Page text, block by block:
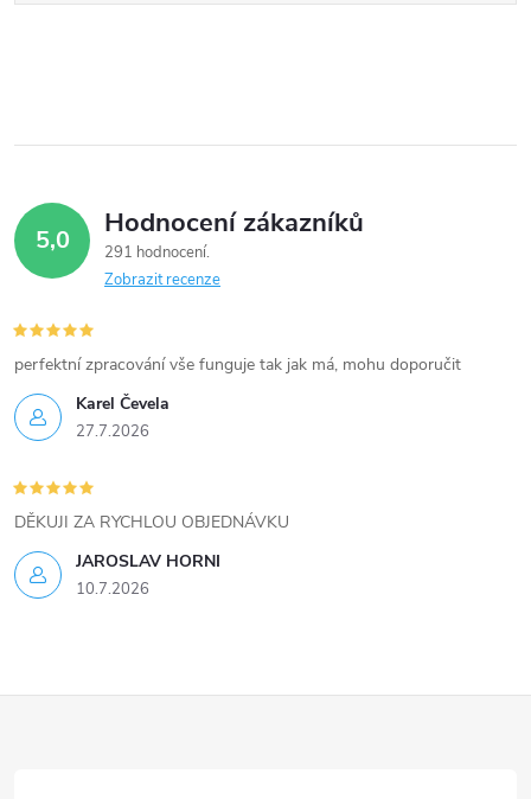
5,0 Hodnocení zákazníků
291 hodnocení
Zobrazit recenze
Karel Čevela
27.7.2026
perfektní zpracování vše funguje tak jak má, mohu doporučit
JAROSLAV HORNI
10.7.2026
DĚKUJI ZA RYCHLOU OBJEDNÁVKU